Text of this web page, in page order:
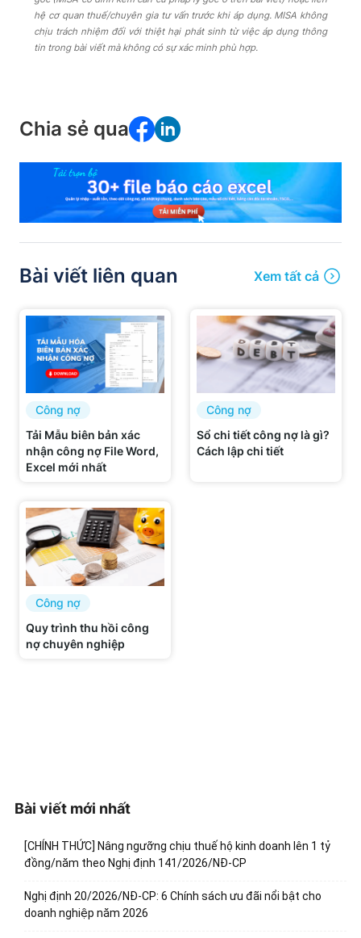
hệ cơ quan thuế/chuyên gia tư vấn trước khi áp dụng. MISA không
chịu trách nhiệm đối với thiệt hại phát sinh từ việc áp dụng thông
tin trong bài viết mà không có sự xác minh phù hợp.
Chia sẻ qua
Bài viết liên quan Xem tất cả
Công nợ
Tải Mẫu biên bản xác
nhận công nợ File Word,
Excel mới nhất
Công nợ
Sổ chi tiết công nợ là gì?
Cách lập chi tiết
Công nợ
Quy trình thu hồi công
nợ chuyên nghiệp
Bài viết mới nhất
[CHÍNH THỨC] Nâng ngưỡng chịu thuế hộ kinh doanh lên 1 tỷ
đồng/năm theo Nghị định 141/2026/NĐ-CP
Nghị định 20/2026/NĐ-CP: 6 Chính sách ưu đãi nổi bật cho
doanh nghiệp năm 2026